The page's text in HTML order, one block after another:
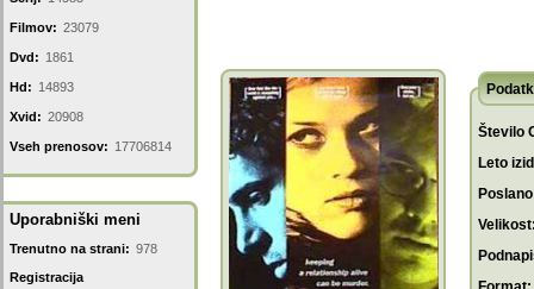
Filmov: 23079
Dvd: 1861
Hd: 14893
Xvid: 20908
Vseh prenosov: 17706814
Uporabniški meni
Trenutno na strani: 978
Registracija
Število
Leto